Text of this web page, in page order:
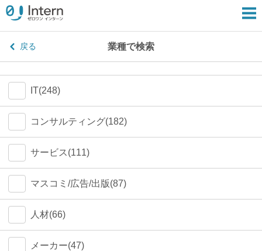
戻る 業種で検索
IT(248)
コンサルティング(182)
サービス(111)
マスコミ/広告/出版(87)
人材(66)
メーカー(47)